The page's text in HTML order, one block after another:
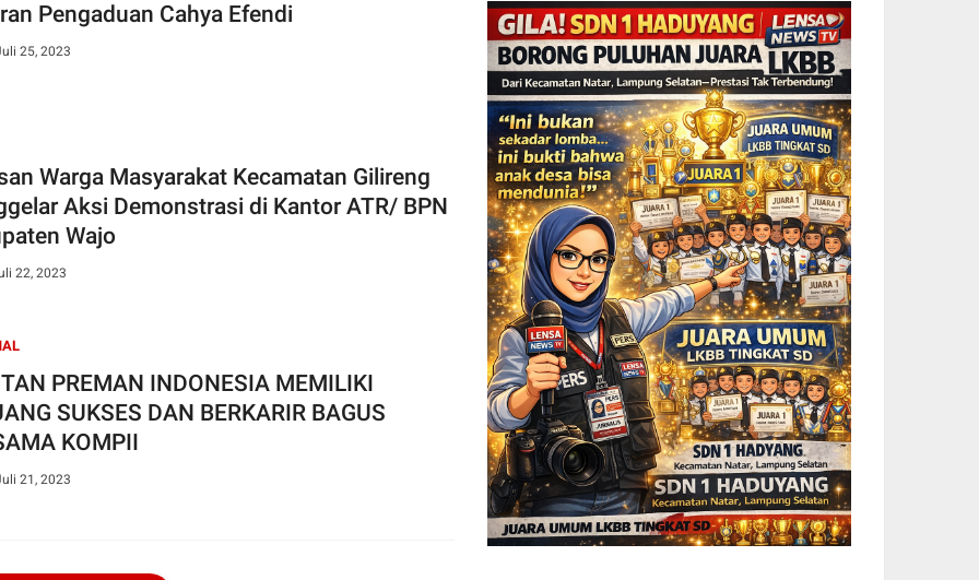
Pengaduan Cahya Efendi
25, 2023
Warga Masyarakat Kecamatan Gilireng
Aksi Demonstrasi di Kantor ATR/ BPN
Wajo
22, 2023
PREMAN INDONESIA MEMILIKI
SUKSES DAN BERKARIR BAGUS
KOMPII
21, 2023